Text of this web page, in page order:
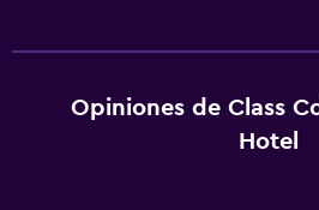
Opiniones de Class
Hotel